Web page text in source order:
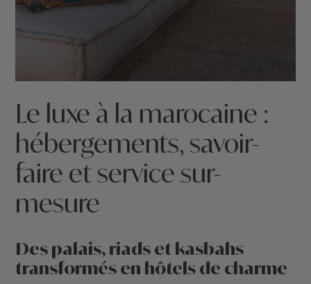
Le luxe à la marocaine :
hébergements, savoir-
faire et service sur-
mesure
Des palais, riads et kasbahs
transformés en hôtels de charme